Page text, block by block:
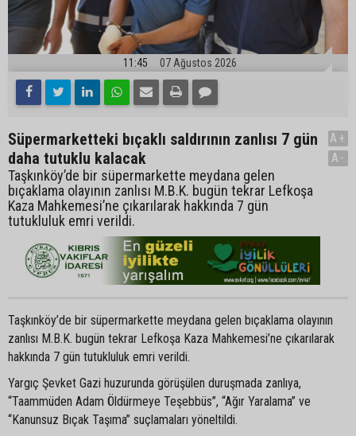
11:45 07 Ağustos 2026
Süpermarketteki bıçaklı saldırının zanlısı 7 gün
daha tutuklu kalacak
Taşkınköy’de bir süpermarkette meydana gelen
bıçaklama olayının zanlısı M.B.K. bugün tekrar Lefkoşa
Kaza Mahkemesi’ne çıkarılarak hakkında 7 gün
tutukluluk emri verildi.
A+
A-
Taşkınköy’de bir süpermarkette meydana gelen bıçaklama olayının
zanlısı M.B.K. bugün tekrar Lefkoşa Kaza Mahkemesi’ne çıkarılarak
hakkında 7 gün tutukluluk emri verildi.
Yargıç Şevket Gazi huzurunda görüşülen duruşmada zanlıya,
“Taammüden Adam Öldürmeye Teşebbüs”, “Ağır Yaralama” ve
“Kanunsuz Bıçak Taşıma” suçlamaları yöneltildi.